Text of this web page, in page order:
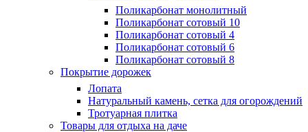
Поликарбонат монолитный
Поликарбонат сотовый 10
Поликарбонат сотовый 4
Поликарбонат сотовый 6
Поликарбонат сотовый 8
Покрытие дорожек
Лопата
Натуральный камень, сетка для огорождений
Тротуарная плитка
Товары для отдыха на даче